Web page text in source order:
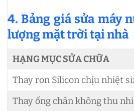
4. Bảng giá sửa máy
lượng mặt trời tại nhà
HẠNG MỤC SỬA CHỮA
Thay ron Silicon chịu nhiệt
Thay ống chân không thu